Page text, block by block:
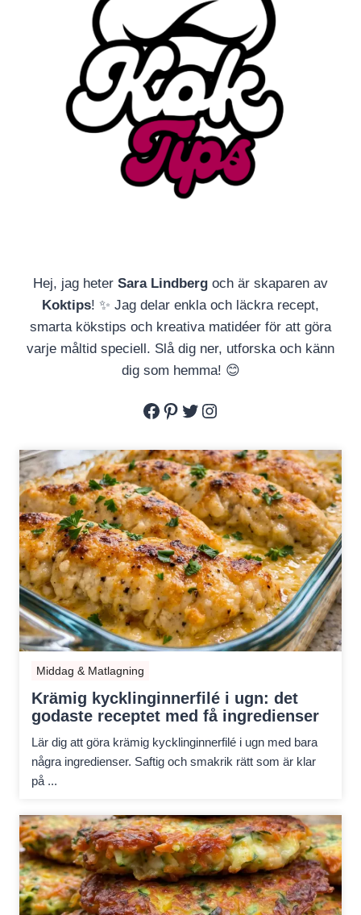
Hej, jag heter Sara Lindberg och är skaparen av
Koktips! ✨ Jag delar enkla och läckra recept,
smarta kökstips och kreativa matidéer för att göra
varje måltid speciell. Slå dig ner, utforska och känn
dig som hemma! 😊
Facebook
Pinterest
Twitter
Instagram
Middag & Matlagning
Krämig kycklinginnerfilé i ugn: det
godaste receptet med få ingredienser
Lär dig att göra krämig kycklinginnerfilé i ugn med bara
några ingredienser. Saftig och smakrik rätt som är klar
på ...